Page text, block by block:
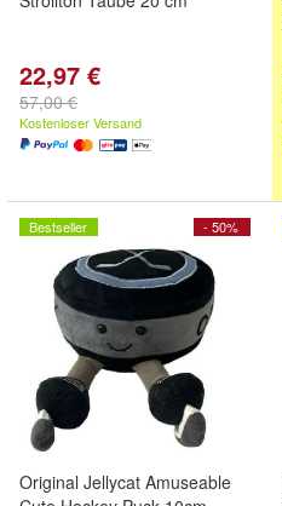
22,97 €
57,00 €
Kostenloser Versand
- 50%
Bestseller
Original Jellycat Amuseable